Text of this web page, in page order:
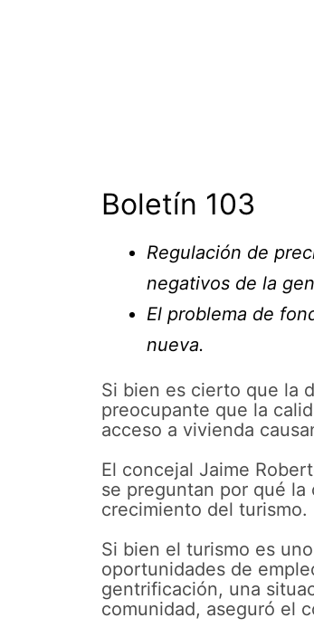
Boletín 103
Regulación de
negativos de la
El problema de
nueva.
Si bien es cierto que la
preocupante que la
acceso a vivienda
El concejal Jaime
se preguntan por qué
crecimiento del turismo.
Si bien el turismo es
oportunidades de
gentrificación, una
comunidad, aseguró el